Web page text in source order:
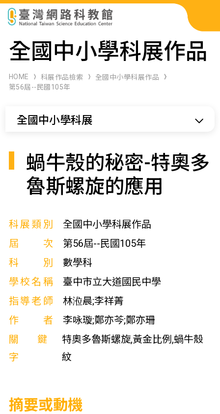
科展作品檢索
科學研習月刊
全國中小學科展作品
HOME 科展作品檢索
全國中小學科展作品
第56屆--民國105年
全國中小學科展
蝸牛殼的秘密-特奧多
魯斯螺旋的應用
科展類別
全國中小學科展作品
屆次
第56屆--民國105年
科別
數學科
學校名稱
臺中市立大道國民中學
指導老師
林涖晨;李祥菁
作者
李咏璇;鄭亦芩;鄭亦珊
關鍵
字
特奧多魯斯螺旋,黃金比例,蝸牛殼
紋
摘要或動機